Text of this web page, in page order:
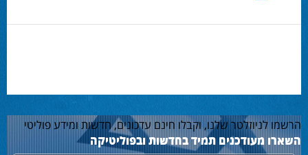
הרשמו לניוזלטר שלנו, וקבלו חינם עדכונים, חדשות ומידע פוליטי
השארו מעודכנים תמיד בחדשות ובפוליטיקה